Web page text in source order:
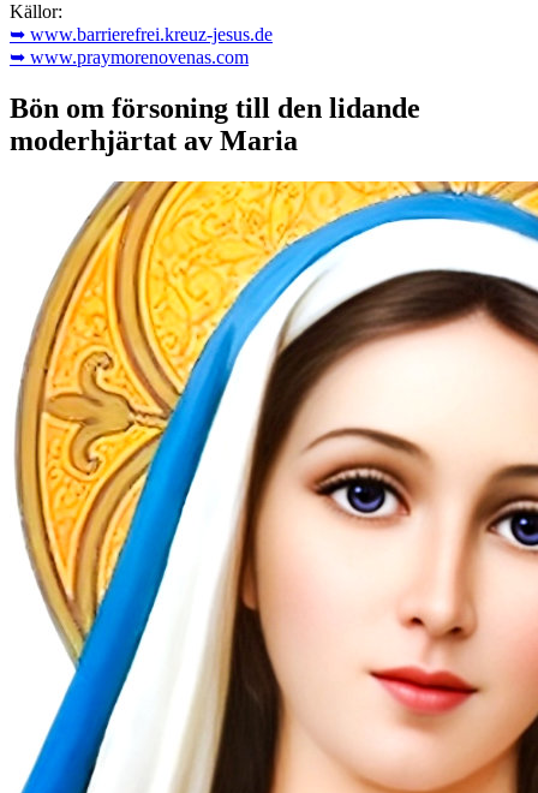
Källor:
➥ www.barrierefrei.kreuz-jesus.de
➥ www.praymorenovenas.com
Bön om försoning till den lidande
moderhjärtat av Maria